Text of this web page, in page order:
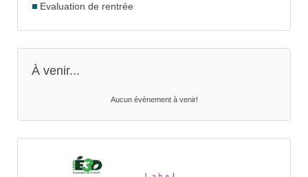
Evaluation de rentrée
À venir...
Aucun évènement à venir!